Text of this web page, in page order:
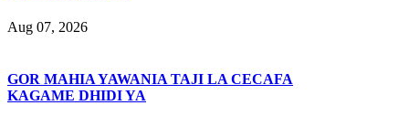
Aug 07, 2026
GOR MAHIA YAWANIA TAJI LA CECAFA
KAGAME DHIDI YA